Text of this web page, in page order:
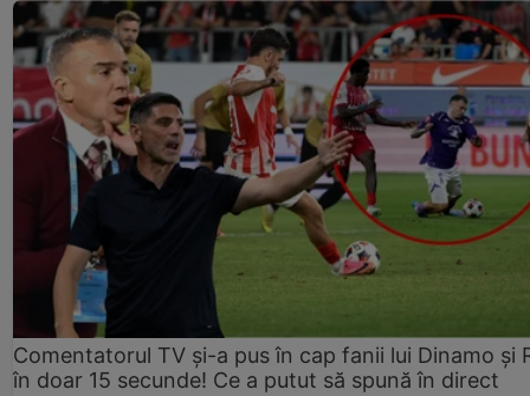
Comentatorul TV și-a pus în cap fanii lui Dinamo și
în doar 15 secunde! Ce a putut să spună în direct